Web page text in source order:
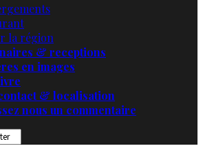
la région
& receptions
en images
& localisation
nous un commentaire